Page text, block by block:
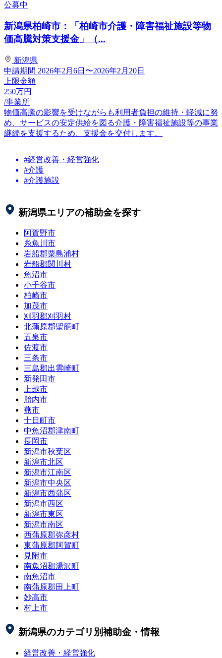
公募中
新潟県柏崎市：「柏崎市介護・障害福祉施設等物
価高騰対策支援金」（...
新潟県
申請期間 2026年2月6日〜2026年2月20日
上限金額
250万円
/事業所
物価高騰の影響を受けながらも利用者負担の維持・軽減に努
め、サービスの安定供給を図る介護・障害福祉施設等の事業
継続を支援するため、支援金を交付します。
#経営改善・経営強化
#介護
#介護施設
新潟県エリアの補助金を探す
阿賀野市
糸魚川市
岩船郡粟島浦村
岩船郡関川村
魚沼市
小千谷市
柏崎市
加茂市
刈羽郡刈羽村
北蒲原郡聖籠町
五泉市
佐渡市
三条市
三島郡出雲崎町
新発田市
上越市
胎内市
燕市
十日町市
中魚沼郡津南町
長岡市
新潟市秋葉区
新潟市北区
新潟市江南区
新潟市中央区
新潟市西蒲区
新潟市西区
新潟市東区
新潟市南区
西蒲原郡弥彦村
東蒲原郡阿賀町
見附市
南魚沼郡湯沢町
南魚沼市
南蒲原郡田上町
妙高市
村上市
新潟県のカテゴリ別補助金・情報
経営改善・経営強化